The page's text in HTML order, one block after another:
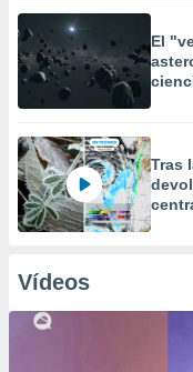
El
Tras
Vídeos